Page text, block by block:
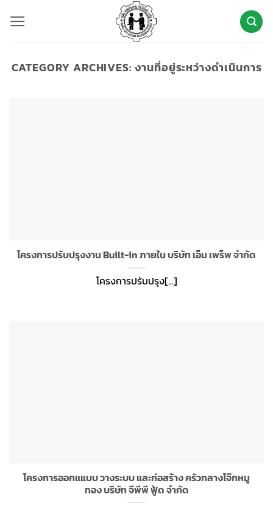
ยัง
เนื้อหา
CATEGORY ARCHIVES: งานที่อยู่ระหว่างดำเนินการ
โครงการปรับปรุงงาน Built-in ภายใน บริษัท เอ็ม เพร็พ จำกัด
โครงการปรับปรุง[...]
โครงการออกแแบบ วางระบบ และก่อสร้าง ครัวกลางโจ๊กหมู
ทอง บริษัท จีพีพี ฟู้ด จำกัด